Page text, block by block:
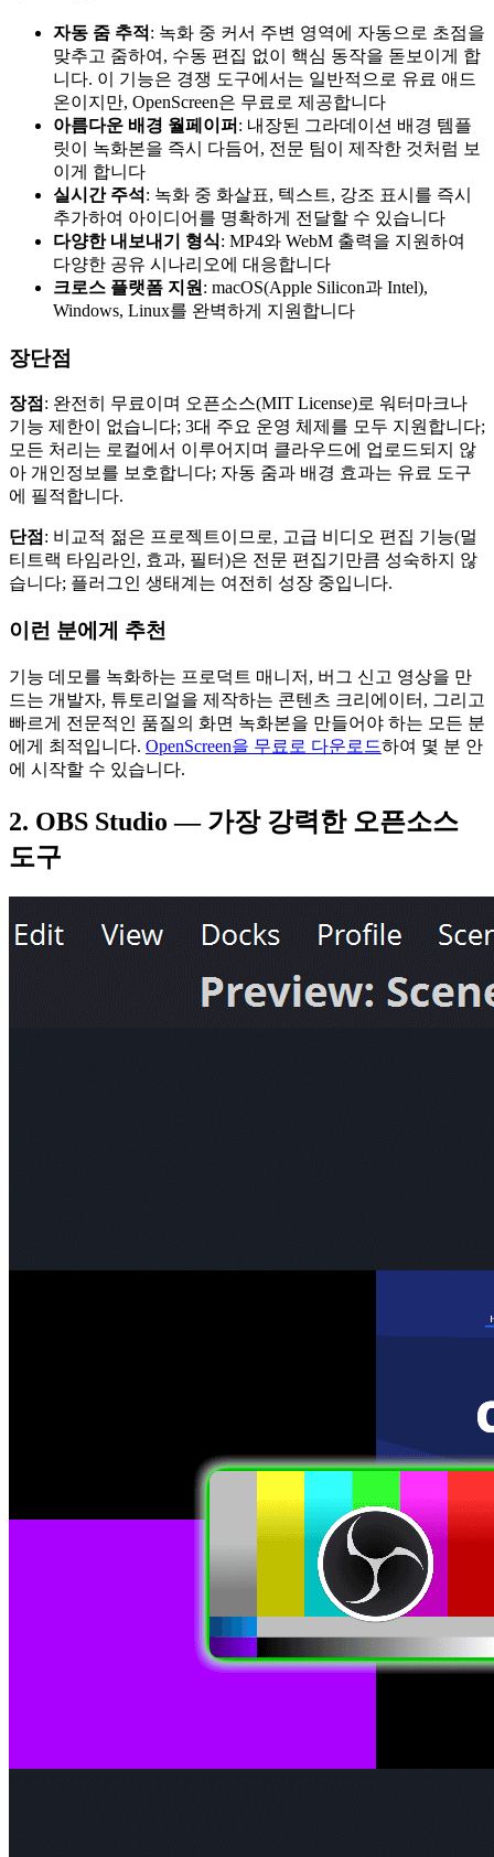
자동 줌 추적 : 녹화 중 커서 주변 영역에 자동으로 초점을
맞추고 줌하여, 수동 편집 없이 핵심 동작을 돋보이게 합
니다. 이 기능은 경쟁 도구에서는 일반적으로 유료 애드
온이지만, OpenScreen은 무료로 제공합니다
아름다운 배경 월페이퍼 : 내장된 그라데이션 배경 템플
릿이 녹화본을 즉시 다듬어, 전문 팀이 제작한 것처럼 보
이게 합니다
실시간 주석 : 녹화 중 화살표, 텍스트, 강조 표시를 즉시
추가하여 아이디어를 명확하게 전달할 수 있습니다
다양한 내보내기 형식: MP4와 WebM 출력을 지원하여
다양한 공유 시나리오에 대응합니다
크로스 플랫폼 지원 : macOS(Apple Silicon과 Intel),
Windows, Linux를 완벽하게 지원합니다
장단점
장점 : 완전히 무료이며 오픈소스(MIT License)로 워터마크나
기능 제한이 없습니다; 3대 주요 운영 체제를 모두 지원합니다;
모든 처리는 로컬에서 이루어지며 클라우드에 업로드되지 않
아 개인정보를 보호합니다; 자동 줌과 배경 효과는 유료 도구
에 필적합니다.
단점 : 비교적 젊은 프로젝트이므로, 고급 비디오 편집 기능(멀
티트랙 타임라인, 효과, 필터)은 전문 편집기만큼 성숙하지 않
습니다; 플러그인 생태계는 여전히 성장 중입니다.
이런 분에게 추천
기능 데모를 녹화하는 프로덕트 매니저, 버그 신고 영상을 만
드는 개발자, 튜토리얼을 제작하는 콘텐츠 크리에이터, 그리고
빠르게 전문적인 품질의 화면 녹화본을 만들어야 하는 모든 분
에게 최적입니다. OpenScreen을 무료로 다운로드하여 몇 분 안
에 시작할 수 있습니다.
2. OBS Studio — 가장 강력한 오픈소스
도구